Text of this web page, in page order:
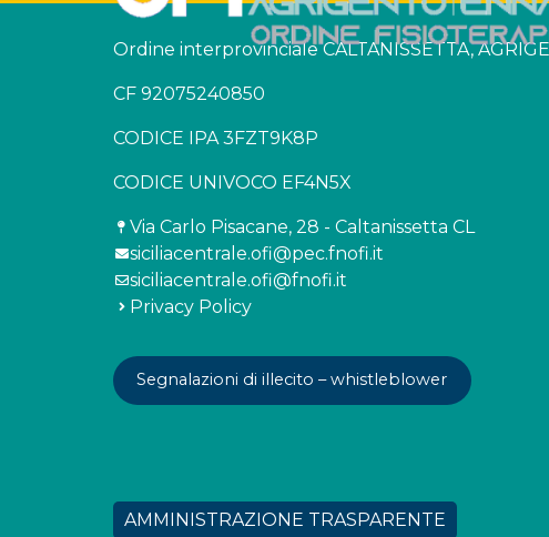
Ordine interprovinciale CALTANISSETTA,
CF 92075240850
CODICE IPA 3FZT9K8P
CODICE UNIVOCO EF4N5X
Via Carlo Pisacane, 28 - Caltanissetta CL
siciliacentrale.ofi@pec.fnofi.it
siciliacentrale.ofi@fnofi.it
Privacy Policy
Segnalazioni di illecito – whistleblower
AMMINISTRAZIONE TRASPARENTE